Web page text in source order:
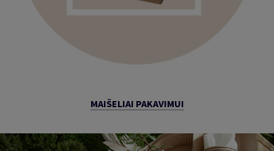
MAIŠELIAI PAKAVIMUI